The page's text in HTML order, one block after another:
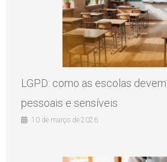
LGPD: como as escolas
pessoais e sensíveis
10 de março de 2026